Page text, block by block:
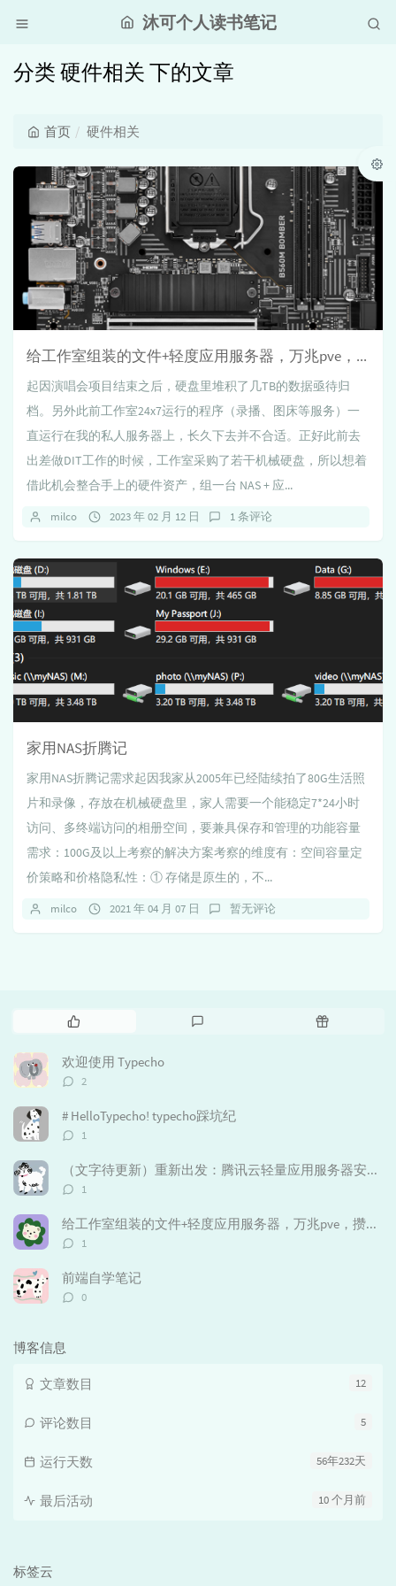
沐可个人读书笔记
分类 硬件相关 下的文章
首页 硬件相关
给工作室组装的文件+轻度应用服务器，万兆pve，攒机采坑实录（未完待更新）
起因演唱会项目结束之后，硬盘里堆积了几TB的数据亟待归
档。另外此前工作室24x7运行的程序（录播、图床等服务）一
直运行在我的私人服务器上，长久下去并不合适。正好此前去
出差做DIT工作的时候，工作室采购了若干机械硬盘，所以想着
借此机会整合手上的硬件资产，组一台 NAS + 应...
milco 2023 年 02 月 12 日 1 条评论
家用NAS折腾记
家用NAS折腾记需求起因我家从2005年已经陆续拍了80G生活照
片和录像，存放在机械硬盘里，家人需要一个能稳定7*24小时
访问、多终端访问的相册空间，要兼具保存和管理的功能容量
需求：100G及以上考察的解决方案考察的维度有：空间容量定
价策略和价格隐私性：① 存储是原生的，不...
milco 2021 年 04 月 07 日 暂无评论
热
文
章
随
欢迎使用 Typecho
评
数：
2
# HelloTypecho! typecho踩坑纪
评
数：
1
（文字待更新）重新出发：腾讯云轻量应用服务器安装aa面板、重装typecho
评
数：
1
给工作室组装的文件+轻度应用服务器，万兆pve，攒机采坑实录（未完待更新）
评
数：
1
前端自学笔记
评
0
博客信息
12
文章数目
5
评论数目
56年232天
运行天数
10 个月前
最后活动
标签云